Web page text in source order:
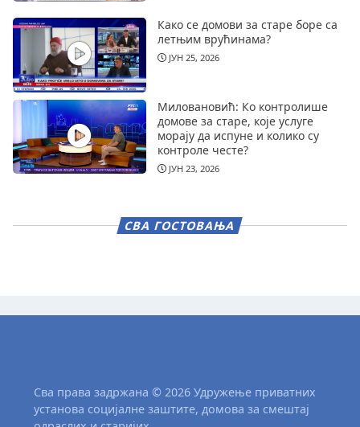
Како се домови за старе боре са
летњим врућинама?
ЈУН 25, 2026
Миловановић: Ко контролише
домове за старе, које услуге
морају да испуне и колико су
контроле честе?
ЈУН 23, 2026
СВА ГОСТОВАЊА
Сва права задржана © 2026 Удружење приватних
установа социјалне заштите, домова за смештај